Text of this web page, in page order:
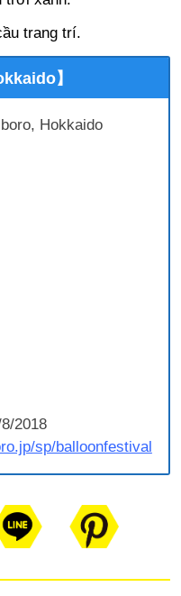
trang trí.
】
Hokkaido
2018
sp/balloonfestival